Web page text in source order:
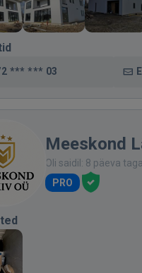
*** *** 03
Meeskond
Oli saidil: 8 päeva
PRO